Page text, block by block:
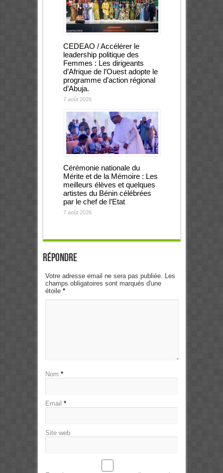
CEDEAO / Accélérer le
leadership politique des
Femmes : Les dirigeants
d’Afrique de l’Ouest adopte le
programme d’action régional
d’Abuja.
7 août 2026
Cérémonie nationale du
Mérite et de la Mémoire : Les
meilleurs élèves et quelques
artistes du Bénin célébrées
par le chef de l’Etat
7 août 2026
Répondre
Votre adresse email ne sera pas publiée. Les
champs obligatoires sont marqués d'une
étoile *
Nom *
Email *
Site web